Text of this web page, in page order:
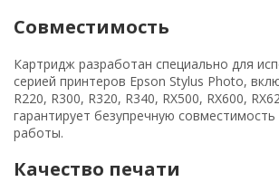
Совместимость
Картридж разработан специально для
серией принтеров Epson Stylus Photo,
R220, R300, R320, R340, RX500, RX600,
гарантирует безупречную
работы.
Качество печати